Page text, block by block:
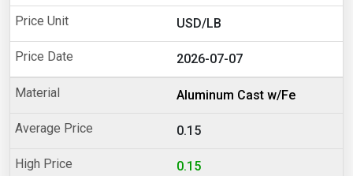
USD/LB
2026-07-07
Aluminum Cast w/Fe
0.15
0.15